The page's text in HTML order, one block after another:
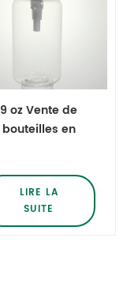
9 oz Vente de
bouteilles en
pompe
LIRE LA
SUITE